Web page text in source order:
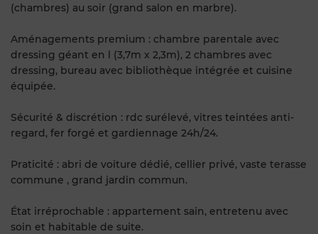
(chambres) au soir (grand salon en marbre).
Aménagements premium : chambre parentale avec
dressing géant en l (3,7m x 2,3m), 2 chambres avec
dressing, bureau avec bibliothèque intégrée et cuisine
équipée.
Sécurité & discrétion : rdc surélevé, vitres teintées anti-
regard, fer forgé et gardiennage 24h/24.
Praticité : abri de voiture dédié, cellier privé, vaste terasse
commune , grand jardin commun.
État irréprochable : appartement sain, entretenu avec
soin et habitable de suite.